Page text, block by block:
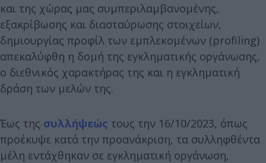
και της χώρας μας συμπεριλαμβανομένης,
εξακρίβωσης και διασταύρωσης στοιχείων,
δημιουργίας προφίλ των εμπλεκομένων (profiling)
απεκαλύφθη η δομή της εγκληματικής οργάνωσης,
ο διεθνικός χαρακτήρας της και η εγκληματική
δράση των μελών της.
Έως της συλλήψεώς τους την 16/10/2023, όπως
προέκυψε κατά την προανάκριση, τα συλληφθέντα
μέλη εντάχθηκαν σε εγκληματική οργάνωση,